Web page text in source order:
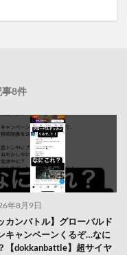
8件
年8月9日
カンバトル】グローバルド
キャンペーンくるぞ…なに
【dokkanbattle】超サイヤ